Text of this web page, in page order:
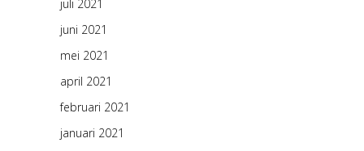
juli 2021
juni 2021
mei 2021
april 2021
februari 2021
januari 2021